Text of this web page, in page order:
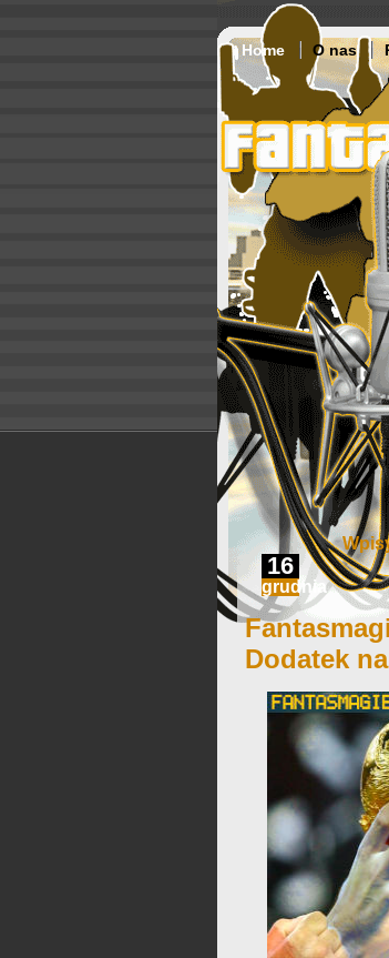
Home O nas
16
grudnia
Dodatek